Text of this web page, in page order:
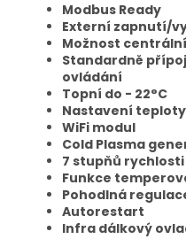
Modbus Ready
Externí zapnutí/
Možnost
Standardně
ovládání
Topní do - 22°C
Nastavení
WiFi modul
Cold Plasma
7 stupňů
Funkce
Pohodlná
Autorestart
Infra dálkový